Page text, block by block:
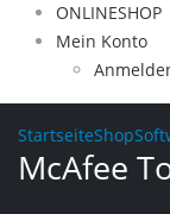
ONLINESHOP
Mein Konto
StartseiteShop
McAfee